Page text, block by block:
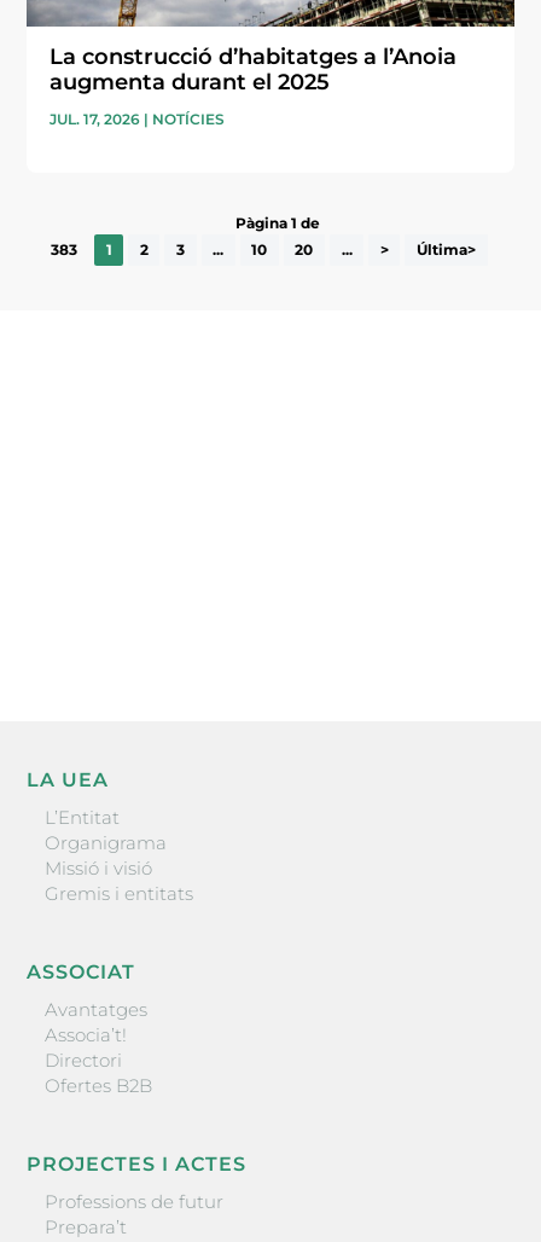
La construcció d’habitatges a l’Anoia
augmenta durant el 2025
JUL. 17, 2026 | NOTÍCIES
Pàgina 1 de
383
1 2 3 ... 10 20 ... > Última>
LA UEA
L’Entitat
Organigrama
Missió i visió
Gremis i entitats
ASSOCIAT
Avantatges
Associa’t!
Directori
Ofertes B2B
PROJECTES I ACTES
Professions de futur
Prepara’t